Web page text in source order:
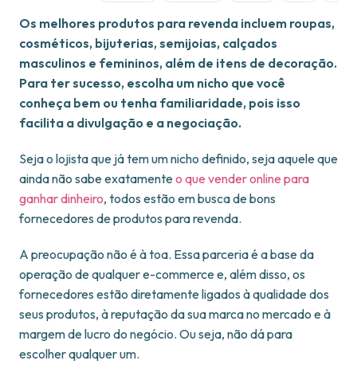
Os melhores produtos para revenda incluem roupas,
cosméticos, bijuterias, semijoias, calçados
masculinos e femininos, além de itens de decoração.
Para ter sucesso, escolha um nicho que você
conheça bem ou tenha familiaridade, pois isso
facilita a divulgação e a negociação.
Seja o lojista que já tem um nicho definido, seja aquele que
ainda não sabe exatamenteo que vender online para
ganhar dinheiro, todos estão em busca de bons
fornecedores de produtos para revenda.
A preocupação não é à toa. Essa parceria é a base da
operação de qualquer e-commerce e, além disso, os
fornecedores estão diretamente ligados à qualidade dos
seus produtos, à reputação da sua marca no mercado e à
margem de lucro do negócio. Ou seja, não dá para
escolher qualquer um.